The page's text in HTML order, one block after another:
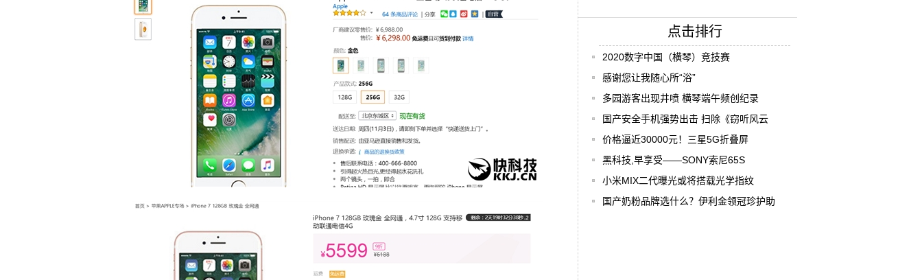
点击排行
2020数字中国（横琴）竞技赛
感谢您让我随心所“浴”
多园游客出现井喷 横琴端午频创纪录
国产安全手机强势出击 扫除《窃听风云
价格逼近30000元！三星5G折叠屏
黑科技,早享受——SONY索尼65S
小米MIX二代曝光或将搭载光学指纹
国产奶粉品牌选什么？伊利金领冠珍护助